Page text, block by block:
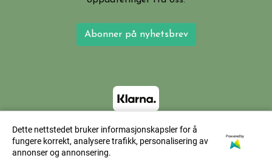
Abonner på nyhetsbrev
Dette nettstedet bruker informasjonskapsler for å
fungere korrekt, analysere trafikk, personalisering av
annonser og annonsering.
Powered by